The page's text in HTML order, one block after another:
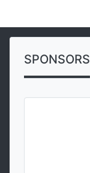
SPONSORS